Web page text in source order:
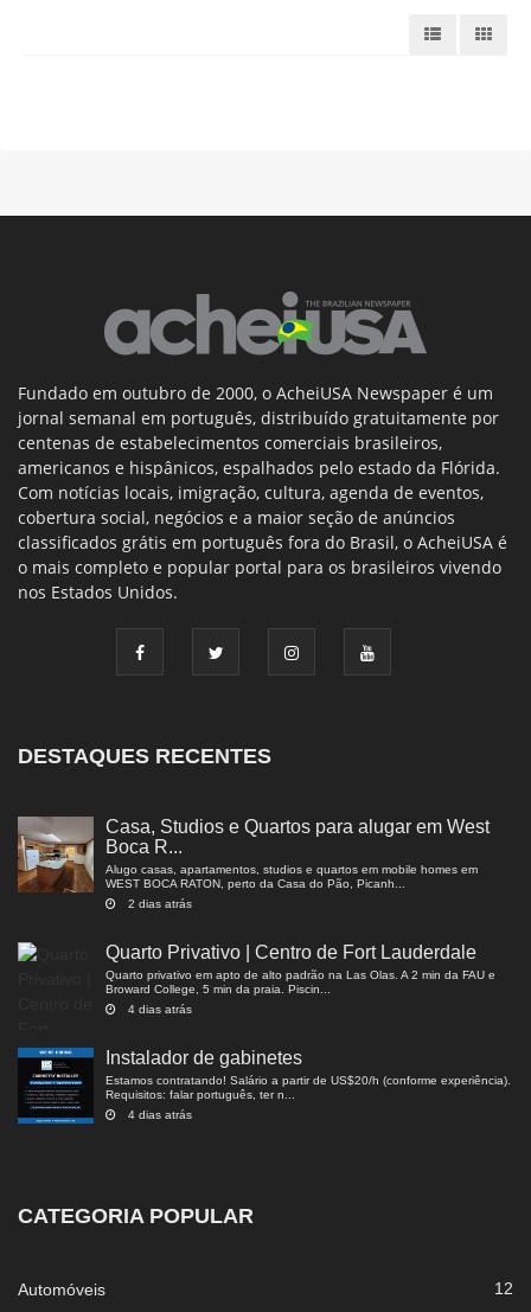
Fundado em outubro de 2000, o AcheiUSA Newspaper é um
jornal semanal em português, distribuído gratuitamente por
centenas de estabelecimentos comerciais brasileiros,
americanos e hispânicos, espalhados pelo estado da Flórida.
Com notícias locais, imigração, cultura, agenda de eventos,
cobertura social, negócios e a maior seção de anúncios
classificados grátis em português fora do Brasil, o AcheiUSA é
o mais completo e popular portal para os brasileiros vivendo
nos Estados Unidos.
DESTAQUES RECENTES
Casa, Studios e Quartos para alugar em West
Boca R...
Alugo casas, apartamentos, studios e quartos em mobile homes em
WEST BOCA RATON, perto da Casa do Pão, Picanh...
2 dias atrás
Quarto Privativo | Centro de Fort Lauderdale
Quarto privativo em apto de alto padrão na Las Olas. A 2 min da FAU e
Broward College, 5 min da praia. Piscin...
4 dias atrás
Instalador de gabinetes
Estamos contratando! Salário a partir de US$20/h (conforme experiência).
Requisitos: falar português, ter n...
4 dias atrás
CATEGORIA POPULAR
Automóveis 12